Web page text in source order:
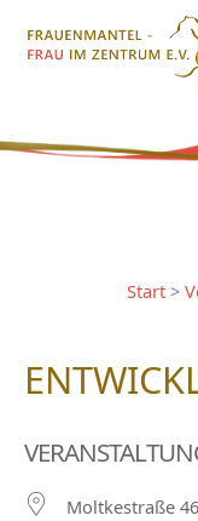
Inhalt
Start
Moltkestraße 46